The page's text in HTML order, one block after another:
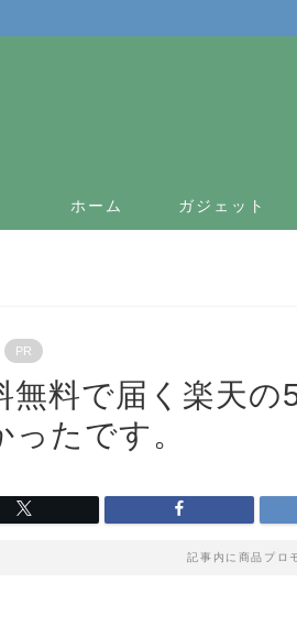
ホーム ガジェット
PR
無料で届く楽天
ったです。
記事内に商品プロ